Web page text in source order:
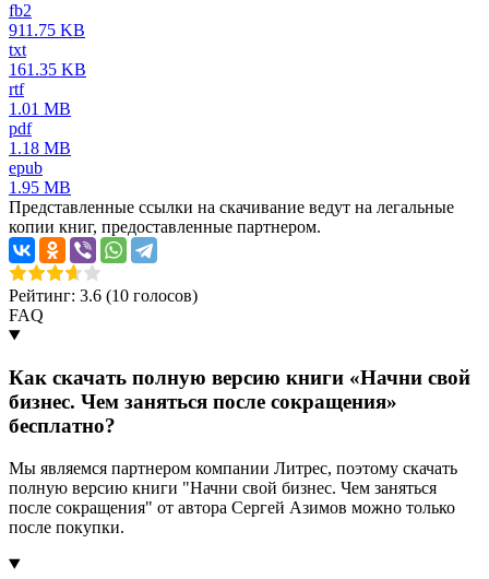
fb2
911.75 KB
txt
161.35 KB
rtf
1.01 MB
pdf
1.18 MB
epub
1.95 MB
Представленные ссылки на скачивание ведут на легальные
копии книг, предоставленные партнером.
Рейтинг: 3.6 (10 голосов)
FAQ
Как скачать полную версию книги «Начни свой
бизнес. Чем заняться после сокращения»
бесплатно?
Мы являемся партнером компании Литрес, поэтому скачать
полную версию книги "Начни свой бизнес. Чем заняться
после сокращения" от автора Сергей Азимов можно только
после покупки.